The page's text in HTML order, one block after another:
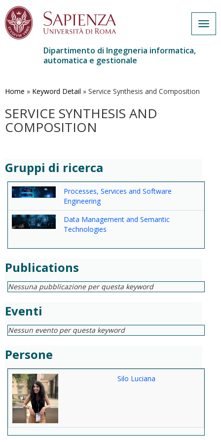
contenuto
Dipartimento di Ingegneria informatica,
automatica e gestionale
Home » Keyword Detail » Service Synthesis and Composition
SERVICE SYNTHESIS AND
COMPOSITION
Gruppi di ricerca
Processes, Services and Software
Engineering
Data Management and Semantic
Technologies
Publications
Nessuna pubblicazione per questa keyword
Eventi
Nessun evento per questa keyword
Persone
Silo Luciana